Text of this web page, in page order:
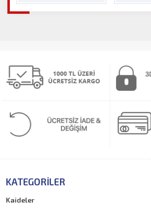
KATEGORILER
Kaideler